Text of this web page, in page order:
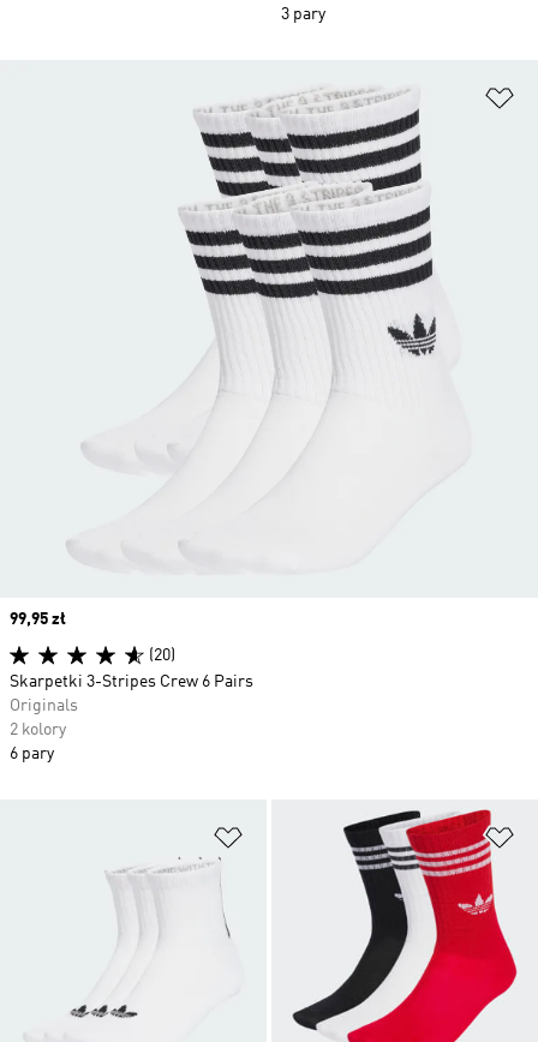
3 pary
Dodaj do listy życzeń
Price
99,95 zł
(20)
Skarpetki 3-Stripes Crew 6 Pairs
Originals
2 kolory
6 pary